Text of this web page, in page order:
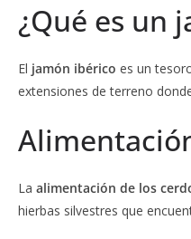
¿Qué es un
El jamón ibérico es un
extensiones de terreno
La alimentación de los
hierbas silvestres que